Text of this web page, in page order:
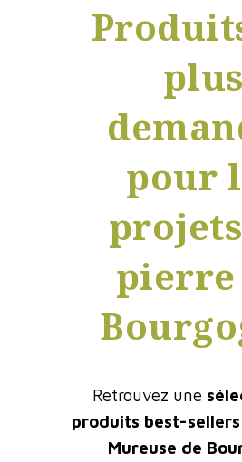
plus
pour
pierre
Retrouvez une
produits best-sellers
Mureuse de